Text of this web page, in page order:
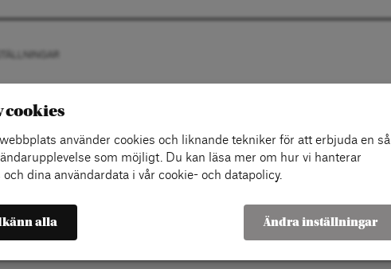
cookies
använder cookies och liknande tekniker för att erbjuda en så
som möjligt. Du kan läsa mer om hur vi hanterar
och dina användardata i vår cookie- och datapolicy.
alla Ändra inställningar